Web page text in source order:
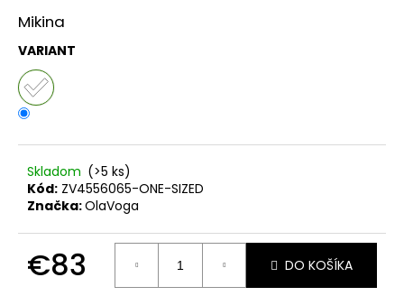
Mikina
VARIANT
Skladom (>5 ks)
Kód: ZV4556065-ONE-SIZED
Značka:OlaVoga
€83 DO KOŠÍKA
a
m
e
OLAVOGA
AKOPI
ČIERNA
€25